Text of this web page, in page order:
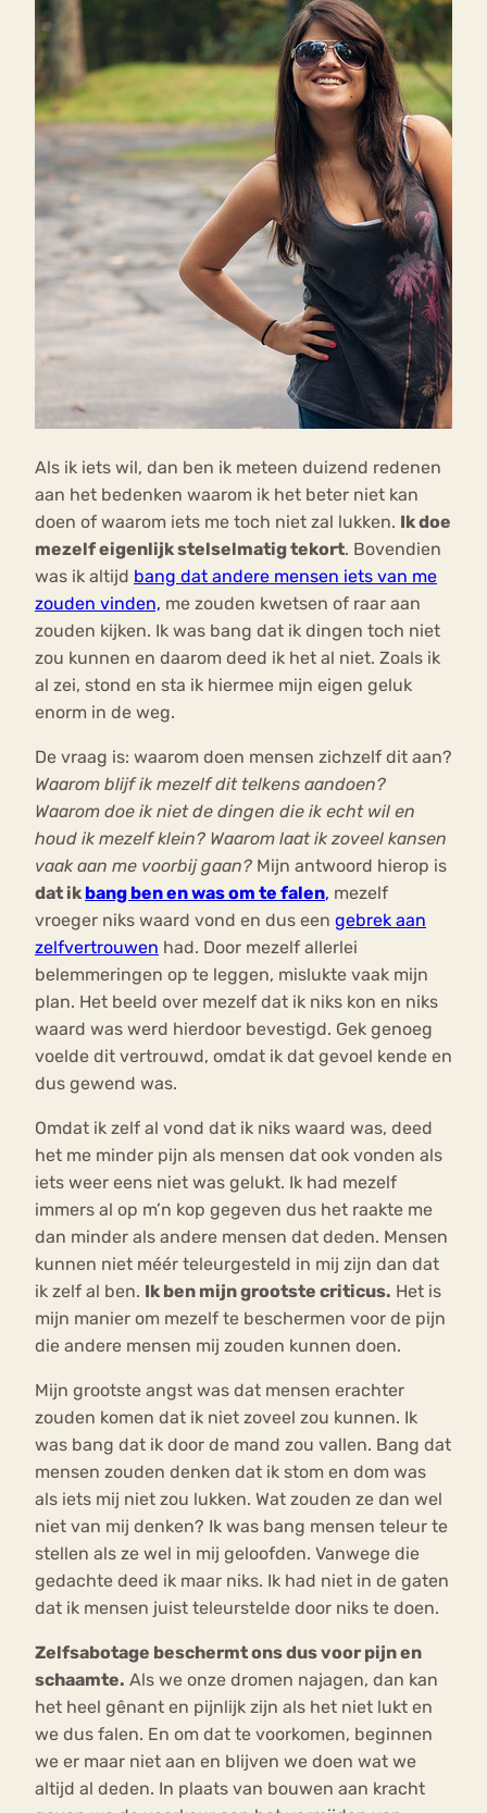
Als ik iets wil, dan ben ik meteen duizend redenen
aan het bedenken waarom ik het beter niet kan
doen of waarom iets me toch niet zal lukken. Ik doe
mezelf eigenlijk stelselmatig tekort. Bovendien
was ik altijd bang dat andere mensen iets van me
zouden vinden, me zouden kwetsen of raar aan
zouden kijken. Ik was bang dat ik dingen toch niet
zou kunnen en daarom deed ik het al niet. Zoals ik
al zei, stond en sta ik hiermee mijn eigen geluk
enorm in de weg.
De vraag is: waarom doen mensen zichzelf dit aan?
Waarom blijf ik mezelf dit telkens aandoen?
Waarom doe ik niet de dingen die ik echt wil en
houd ik mezelf klein? Waarom laat ik zoveel kansen
vaak aan me voorbij gaan? Mijn antwoord hierop is
dat ik bang ben en was om te falen, mezelf
vroeger niks waard vond en dus een gebrek aan
zelfvertrouwen had. Door mezelf allerlei
belemmeringen op te leggen, mislukte vaak mijn
plan. Het beeld over mezelf dat ik niks kon en niks
waard was werd hierdoor bevestigd. Gek genoeg
voelde dit vertrouwd, omdat ik dat gevoel kende en
dus gewend was.
Omdat ik zelf al vond dat ik niks waard was, deed
het me minder pijn als mensen dat ook vonden als
iets weer eens niet was gelukt. Ik had mezelf
immers al op m’n kop gegeven dus het raakte me
dan minder als andere mensen dat deden. Mensen
kunnen niet méér teleurgesteld in mij zijn dan dat
ik zelf al ben. Ik ben mijn grootste criticus. Het is
mijn manier om mezelf te beschermen voor de pijn
die andere mensen mij zouden kunnen doen.
Mijn grootste angst was dat mensen erachter
zouden komen dat ik niet zoveel zou kunnen. Ik
was bang dat ik door de mand zou vallen. Bang dat
mensen zouden denken dat ik stom en dom was
als iets mij niet zou lukken. Wat zouden ze dan wel
niet van mij denken? Ik was bang mensen teleur te
stellen als ze wel in mij geloofden. Vanwege die
gedachte deed ik maar niks. Ik had niet in de gaten
dat ik mensen juist teleurstelde door niks te doen.
Zelfsabotage beschermt ons dus voor pijn en
schaamte. Als we onze dromen najagen, dan kan
het heel gênant en pijnlijk zijn als het niet lukt en
we dus falen. En om dat te voorkomen, beginnen
we er maar niet aan en blijven we doen wat we
altijd al deden. In plaats van bouwen aan kracht